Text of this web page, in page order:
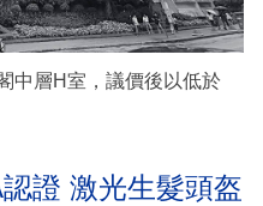
中層H室，議價後以低於
證 激光生髮頭盔